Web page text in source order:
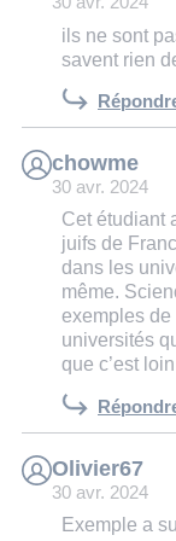
ils ne sont
savent rien
chowme
30 avr. 2024
Cet étudiant
juifs de
dans les
même.
exemples
universités
que c’est
Olivier67
30 avr. 2024
Exemple a